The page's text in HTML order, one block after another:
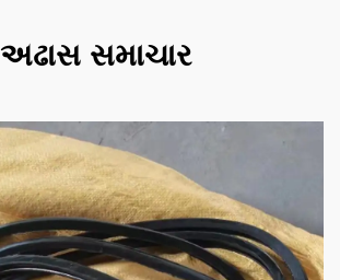
અઢાસ સમાચાર